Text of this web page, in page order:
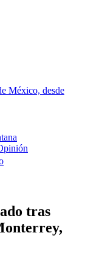
México, desde
tras